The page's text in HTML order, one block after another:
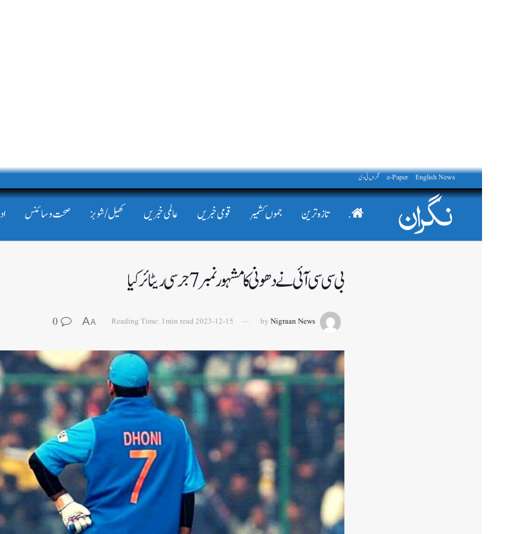
English News
e-Paper نگراں ٹی وی
. تازہ ترین جموں کشمیر قومی خبریں عالمی خبریں کھیل/شوبز صحت و سائنس
بی سی سی آئی نے دھونی کا مشہور نمبر 7 جرسی ریٹائر کیا
by Nigraan News
2023-12-15
Reading Time: 1min read
A
A